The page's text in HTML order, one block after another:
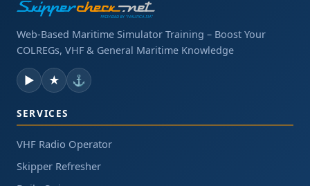
Web-Based Maritime Simulator Training – Boost Your
COLREGs, VHF & General Maritime Knowledge
▶ ★ ⚓
SERVICES
VHF Radio Operator
Skipper Refresher